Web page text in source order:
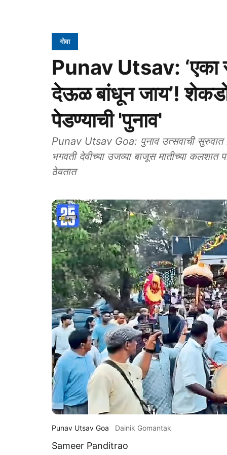
गोवा
Punav Utsav: ‘एका
देऊळ बांधून जाय’! शेकडो
पेडण्याची 'पुनाव'
Punav Utsav Goa: पुनाव उत्सवाची सुरुवात
भगवती देवीच्या उजव्या बाजूस मातीच्या कलशात
ठेवतात
Punav Utsav Goa Dainik Gomantak
Sameer Panditrao